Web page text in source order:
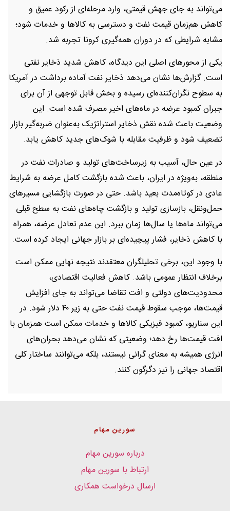
می‌تواند به جای جهش قیمتی، وارد مرحله‌ای از رکود عمیق و
کاهش هم‌زمان قیمت نفت و دسترسی به کالاها و خدمات شود؛
مشابه شرایطی که در دوران همه‌گیری کرونا تجربه شد.
یکی از محورهای اصلی این دیدگاه، کاهش شدید ذخایر نفتی
است. گزارش‌ها نشان می‌دهد ذخایر نفت آماده برداشت در آمریکا
به سطوح نگران‌کننده‌ای رسیده و بخش قابل توجهی از آن برای
جبران کمبود عرضه در ماه‌های اخیر مصرف شده است. این
وضعیت باعث شده نقش ذخایر استراتژیک به‌عنوان ضربه‌گیر بازار
تضعیف شود و ظرفیت مقابله با شوک‌های جدید کاهش یابد.
در عین حال، آسیب به زیرساخت‌های تولید و صادرات نفت در
منطقه، به‌ویژه در ایران، باعث شده بازگشت کامل عرضه به شرایط
عادی در کوتاه‌مدت بعید باشد. حتی در صورت بازگشایی مسیرهای
حمل‌ونقل، بازسازی تولید و بازگشت چاه‌های نفت به سطح قبلی
می‌تواند ماه‌ها یا سال‌ها زمان ببرد. این عدم تعادل عرضه، همراه
با کاهش ذخایر، فشار پیچیده‌ای بر بازار جهانی ایجاد کرده است.
با وجود این، برخی تحلیلگران معتقدند نتیجه نهایی ممکن است
برخلاف انتظار عمومی باشد. کاهش فعالیت اقتصادی،
محدودیت‌های دولتی و افت تقاضا می‌تواند به جای افزایش
قیمت‌ها، موجب سقوط قیمت نفت حتی به زیر ۴۰ دلار شود. در
این سناریو، کمبود فیزیکی کالاها و خدمات ممکن است همزمان با
افت قیمت‌ها رخ دهد؛ وضعیتی که نشان می‌دهد بحران‌های
انرژی همیشه به معنای گرانی نیستند، بلکه می‌توانند ساختار کلی
اقتصاد جهانی را نیز دگرگون کنند.
سورین مهام
درباره سورین مهام
ارتباط با سورین مهام
ارسال درخواست همکاری